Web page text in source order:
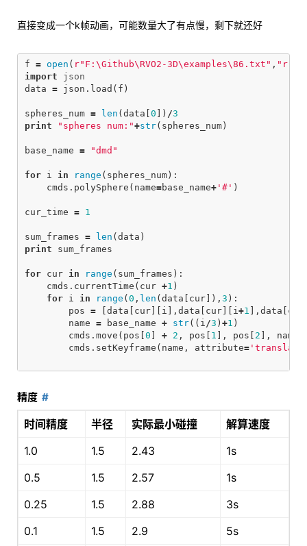
直接变成一个k帧动画，可能数量大了有点慢，剩下就还好
f = open ( r"F:\Github\RVO2-3D\examples\86.txt" , "r"
import
json
data = json . load ( f )
spheres_num = len ( data 0 ]) /3
print
"spheres num:"+str( spheres_num )
base_name = "dmd"
for i in range ( spheres_num ):
cmds . polySphere ( name=base_name+ '#' )
cur_time = 1
sum_frames = len ( data )
print
sum_frames
for cur in range ( sum_frames ):
cmds . currentTime ( cur +1 )
for i in range ( 0 , len ( data cur ]), 3 ):
pos = data cur i ], data cur i+1 ], data cur
name = base_name + str(( i/3 ) +1 )
cmds . move ( pos 0 + 2 , pos 1 ], pos 2 ], name
cmds . setKeyframe ( name , attribute=
精度
时间精度 半径 实际最小碰撞
解算速度
1.0
1.5 2.43
1s
0.5
1.5 2.57
1s
0.25
1.5 2.88
3s
0.1
1.5 2.9
5s